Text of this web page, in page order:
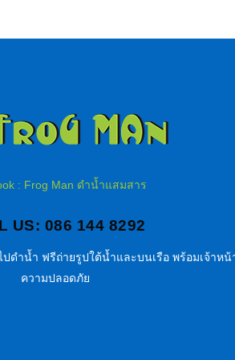
: Frog Man ดำน้ำแสมสาร
US: 086 144 8292
ดำน้ำ ฟรีถ่ายรูปใต้น้ำและบนเรือ พร้อมเจ้าห
ความปลอดภัย